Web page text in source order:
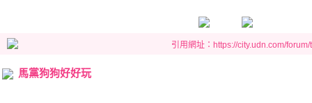
引用網址：https://city.udn.com/
馬黨狗狗好好玩